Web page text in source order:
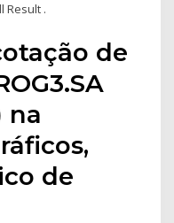
Result .
de
na
de